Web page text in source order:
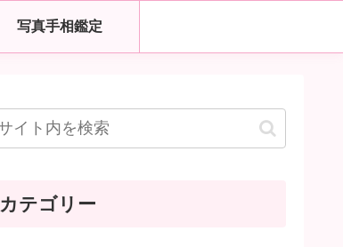
写真手相鑑定
カテゴリー